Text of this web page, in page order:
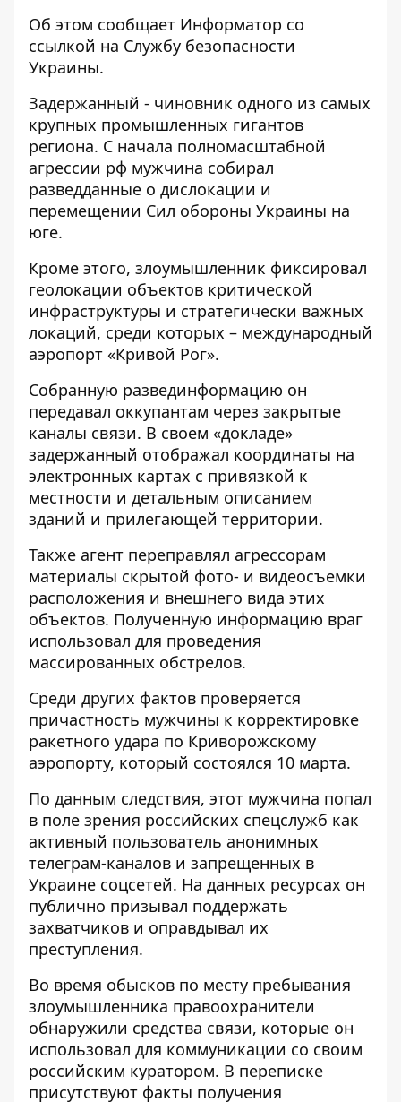
Об этом сообщает Информатор со
ссылкой на Службу безопасности
Украины.
Задержанный - чиновник одного из самых
крупных промышленных гигантов
региона. С начала полномасштабной
агрессии рф мужчина собирал
разведданные о дислокации и
перемещении Сил обороны Украины на
юге.
Кроме этого, злоумышленник фиксировал
геолокации объектов критической
инфраструктуры и стратегически важных
локаций, среди которых – международный
аэропорт «Кривой Рог».
Собранную развединформацию он
передавал оккупантам через закрытые
каналы связи. В своем «докладе»
задержанный отображал координаты на
электронных картах с привязкой к
местности и детальным описанием
зданий и прилегающей территории.
Также агент переправлял агрессорам
материалы скрытой фото- и видеосъемки
расположения и внешнего вида этих
объектов. Полученную информацию враг
использовал для проведения
массированных обстрелов.
Среди других фактов проверяется
причастность мужчины к корректировке
ракетного удара по Криворожскому
аэропорту, который состоялся 10 марта.
По данным следствия, этот мужчина попал
в поле зрения российских спецслужб как
активный пользователь анонимных
телеграм-каналов и запрещенных в
Украине соцсетей. На данных ресурсах он
публично призывал поддержать
захватчиков и оправдывал их
преступления.
Во время обысков по месту пребывания
злоумышленника правоохранители
обнаружили средства связи, которые он
использовал для коммуникации со своим
российским куратором. В переписке
присутствуют факты получения